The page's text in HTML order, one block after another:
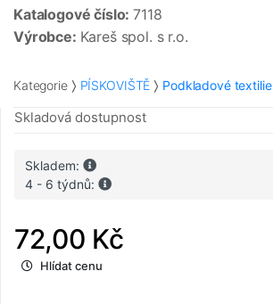
Katalogové číslo: 7118
Výrobce: Kareš spol. s r.o.
Kategorie PÍSKOVIŠTĚ Podkladové textilie
Skladová dostupnost
Skladem:
4 - 6 týdnů:
72,00 Kč
Hlídat cenu